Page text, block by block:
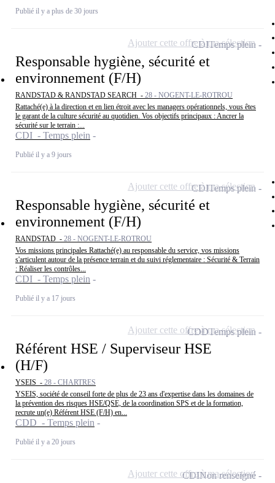
Publié il y a plus de 30 jours
Responsable hygiène, sécurité et
environnement (F/H)
RANDSTAD & RANDSTAD SEARCH - 28 - NOGENT-LE-ROTROU
Rattaché(e) à la direction et en lien étroit avec les managers opérationnels, vous êtes
le garant de la culture sécurité au quotidien. Vos objectifs principaux : Ancrer la
sécurité sur le terrain :...
CDI - Temps plein
Publié il y a 9 jours
CDITemps plein
Ajouter cette offre à ma sélection
Responsable hygiène, sécurité et
environnement (F/H)
RANDSTAD - 28 - NOGENT-LE-ROTROU
Vos missions principales Rattaché(e) au responsable du service, vos missions
s'articulent autour de la présence terrain et du suivi réglementaire : Sécurité & Terrain
: Réaliser les contrôles...
CDI - Temps plein
Publié il y a 17 jours
CDITemps plein
Ajouter cette offre à ma sélection
Référent HSE / Superviseur HSE
(H/F)
YSEIS - 28 - CHARTRES
YSEIS, société de conseil forte de plus de 23 ans d'expertise dans les domaines de
la prévention des risques HSE/QSE, de la coordination SPS et de la formation,
recrute un(e) Référent HSE (F/H) en...
CDD - Temps plein
Publié il y a 20 jours
CDDTemps plein
Ajouter cette offre à ma sélection
CDINon renseigné
Ajouter cette offre à ma sélection